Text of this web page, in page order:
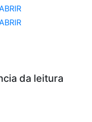
ABRIR
ABRIR
da leitura